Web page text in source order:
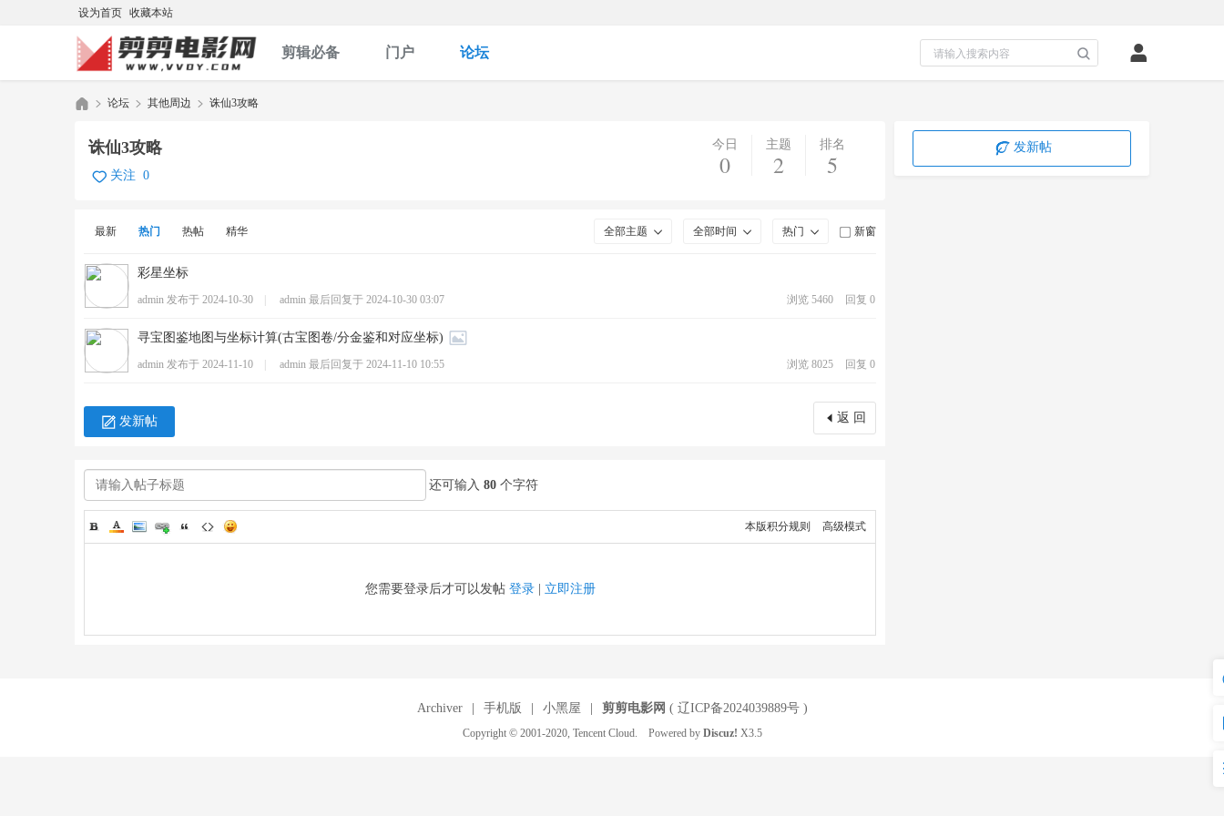
设为首页 收藏本站
剪辑必备 门户 论坛
剪
电
»
论坛 其他周边 诛仙3攻略
今日
0
主题
2
排名
5
诛仙3攻略
关注 0
最新 热门 热帖 精华 新窗
热门
全部时间
全部主题
彩星坐标
admin 发布于 2024-10-30 admin 最后回复于 2024-10-30 03:07 浏览 5460 回复 0
寻宝图鉴地图与坐标计算(古宝图卷/分金鉴和对应坐标)
admin 发布于 2024-11-10 admin 最后回复于 2024-11-10 10:55 浏览 8025 回复 0
返 回
发新帖
还可输入 80 个字符
本版积分规则 高级模式
您需要登录后才可以发帖 登录| 立即注册
发新帖
Archiver 手机版 小黑屋 剪剪电影网 ( 辽ICP备2024039889号)
Copyright © 2001-2020, Tencent Cloud. Powered by Discuz! X3.5